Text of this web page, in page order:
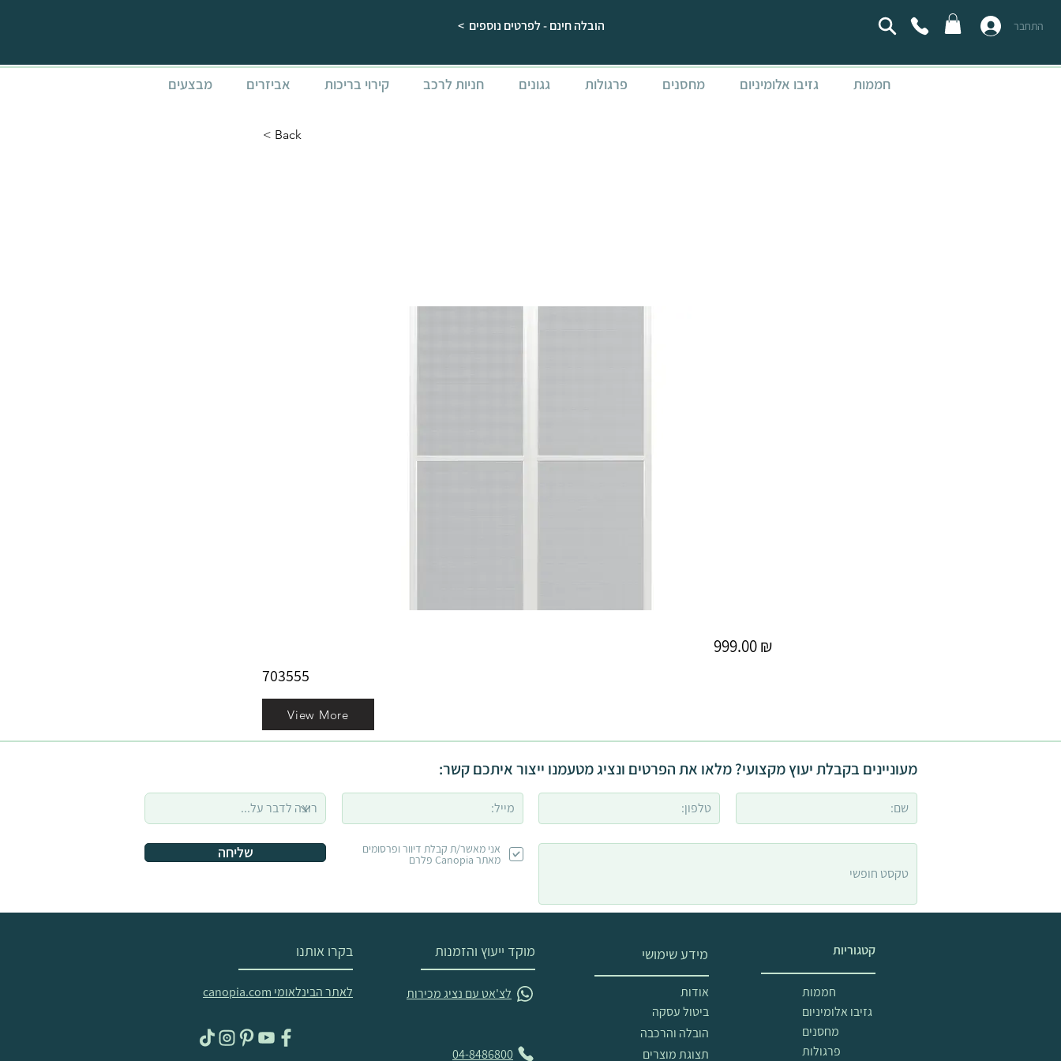
הובלה חינם - לפרטים נוספים > התחבר
חממות גזיבו אלומיניום מחסנים פרגולות גגונים חניות לרכב קירוי בריכות אביזרים מבצעים
< Back
703555
999.00 ₪
View More
מעוניינים בקבלת יעוץ מקצועי? מלאו את הפרטים ונציג מטעמנו ייצור איתכם קשר:
שליחה אני מאשר/ת קבלת דיוור ופרסומים
מאתר Canopia פלרם
בקרו אותנו
לאתר הבינלאומי canopia.com
מוקד ייעוץ והזמנות
לצ'אט עם נציג מכירות
04-8486800
מידע שימושי
אודות
ביטול עסקה
הובלה והרכבה
תצוגת מוצרים
קטגוריות
חממות
גזיבו אלומיניום
מחסנים
פרגולות